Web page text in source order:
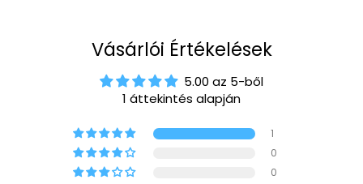
Vásárlói Értékelések
5.00 az 5-ből
1 áttekintés alapján
1
0
0